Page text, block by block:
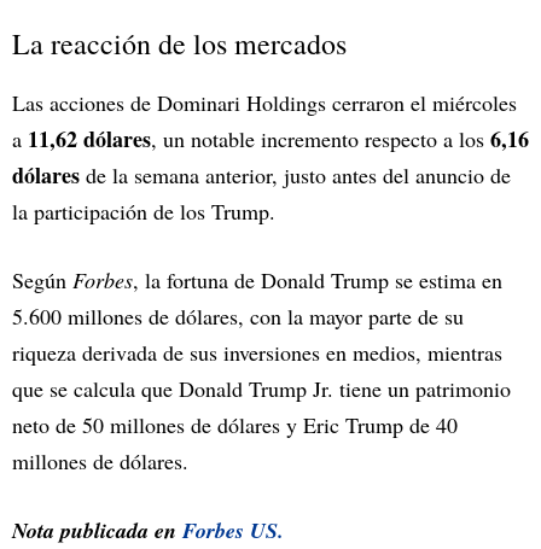
La reacción de los mercados
Las acciones de Dominari Holdings cerraron el miércoles
a 11,62 dólares, un notable incremento respecto a los 6,16
dólares de la semana anterior, justo antes del anuncio de
la participación de los Trump.
Según Forbes, la fortuna de Donald Trump se estima en
5.600 millones de dólares, con la mayor parte de su
riqueza derivada de sus inversiones en medios, mientras
que se calcula que Donald Trump Jr. tiene un patrimonio
neto de 50 millones de dólares y Eric Trump de 40
millones de dólares.
Nota publicada enForbes US.